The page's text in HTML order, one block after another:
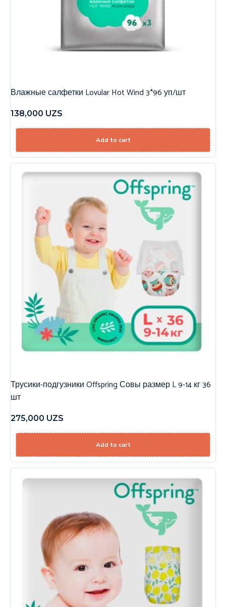
Влажные салфетки Lovular Hot Wind 3*96 уп/шт
138,000 UZS
Add to cart
Трусики-подгузники Offspring Совы размер L 9-14 кг 36
шт
275,000 UZS
Add to cart